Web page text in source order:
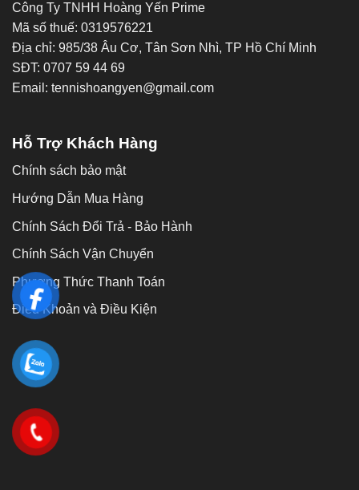
Công Ty TNHH Hoàng Yến Prime
Mã số thuế: 0319576221
Địa chỉ: 985/38 Âu Cơ, Tân Sơn Nhì, TP Hồ Chí Minh
SĐT: 0707 59 44 69
Email: tennishoangyen@gmail.com
Hỗ Trợ Khách Hàng
Chính sách bảo mật
Hướng Dẫn Mua Hàng
Chính Sách Đổi Trả - Bảo Hành
Chính Sách Vận Chuyển
Phương Thức Thanh Toán
Điều Khoản và Điều Kiện